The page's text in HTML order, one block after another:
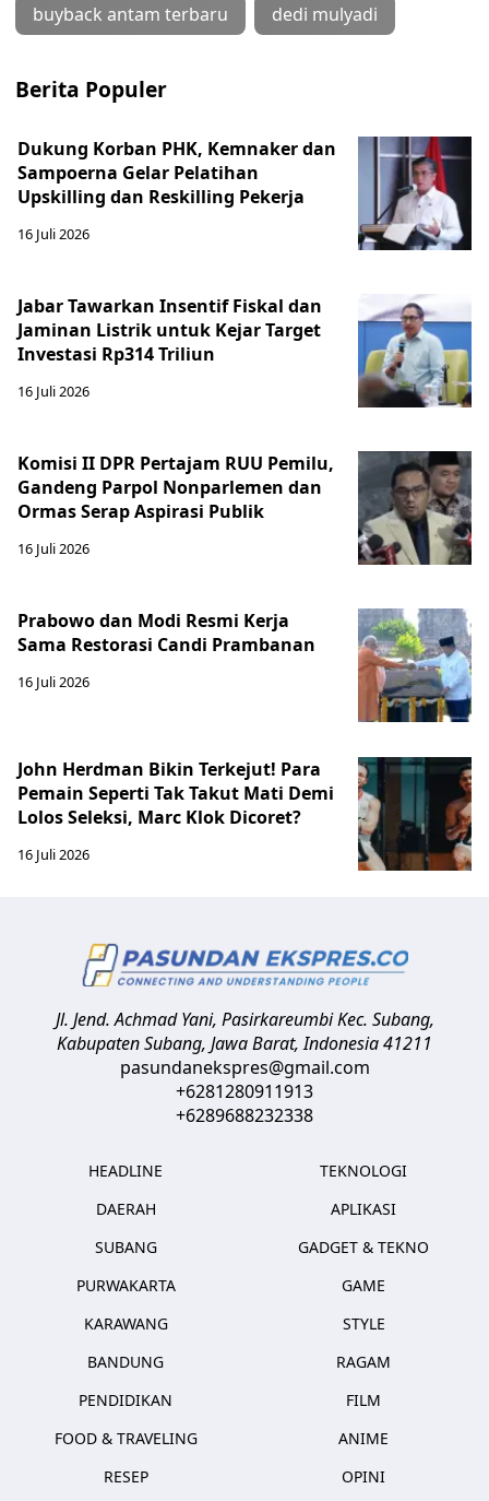
buyback antam terbaru dedi mulyadi
Berita Populer
Dukung Korban PHK, Kemnaker dan
Sampoerna Gelar Pelatihan
Upskilling dan Reskilling Pekerja
16 Juli 2026
Jabar Tawarkan Insentif Fiskal dan
Jaminan Listrik untuk Kejar Target
Investasi Rp314 Triliun
16 Juli 2026
Komisi II DPR Pertajam RUU Pemilu,
Gandeng Parpol Nonparlemen dan
Ormas Serap Aspirasi Publik
16 Juli 2026
Prabowo dan Modi Resmi Kerja
Sama Restorasi Candi Prambanan
16 Juli 2026
John Herdman Bikin Terkejut! Para
Pemain Seperti Tak Takut Mati Demi
Lolos Seleksi, Marc Klok Dicoret?
16 Juli 2026
Jl. Jend. Achmad Yani, Pasirkareumbi Kec. Subang,
Kabupaten Subang, Jawa Barat,Indonesia41211
pasundanekspres@gmail.com
+6281280911913
+6289688232338
HEADLINE
DAERAH
SUBANG
PURWAKARTA
KARAWANG
BANDUNG
PENDIDIKAN
FOOD & TRAVELING
RESEP
TEKNOLOGI
APLIKASI
GADGET & TEKNO
GAME
STYLE
RAGAM
FILM
ANIME
OPINI